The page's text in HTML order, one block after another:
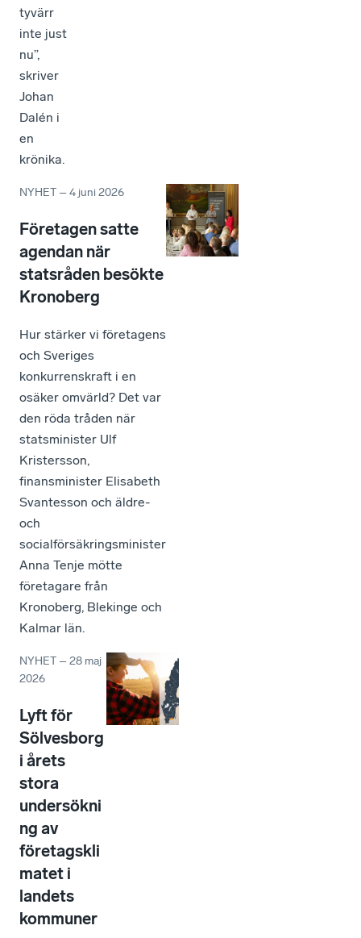
tyvärr
inte just
nu”,
skriver
Johan
Dalén i
en
krönika.
NYHET –4 juni 2026
Företagen satte
agendan när
statsråden besökte
Kronoberg
Hur stärker vi företagens
och Sveriges
konkurrenskraft i en
osäker omvärld? Det var
den röda tråden när
statsminister Ulf
Kristersson,
finansminister Elisabeth
Svantesson och äldre-
och
socialförsäkringsminister
Anna Tenje mötte
företagare från
Kronoberg, Blekinge och
Kalmar län.
NYHET –28 maj
2026
Lyft för
Sölvesborg
i årets
stora
undersökni
ng av
företagskli
matet i
landets
kommuner